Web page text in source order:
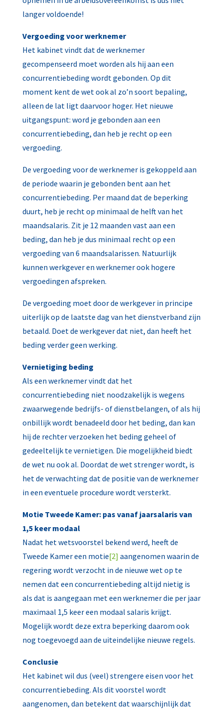
langer voldoende!
Vergoeding voor werknemer
Het kabinet vindt dat de werknemer
gecompenseerd moet worden als hij aan een
concurrentiebeding wordt gebonden. Op dit
moment kent de wet ook al zo’n soort bepaling,
alleen de lat ligt daarvoor hoger. Het nieuwe
uitgangspunt: word je gebonden aan een
concurrentiebeding, dan heb je recht op een
vergoeding.
De vergoeding voor de werknemer is gekoppeld aan
de periode waarin je gebonden bent aan het
concurrentiebeding. Per maand dat de beperking
duurt, heb je recht op minimaal de helft van het
maandsalaris. Zit je 12 maanden vast aan een
beding, dan heb je dus minimaal recht op een
vergoeding van 6 maandsalarissen. Natuurlijk
kunnen werkgever en werknemer ook hogere
vergoedingen afspreken.
De vergoeding moet door de werkgever in principe
uiterlijk op de laatste dag van het dienstverband zijn
betaald. Doet de werkgever dat niet, dan heeft het
beding verder geen werking.
Vernietiging beding
Als een werknemer vindt dat het
concurrentiebeding niet noodzakelijk is wegens
zwaarwegende bedrijfs- of dienstbelangen, of als hij
onbillijk wordt benadeeld door het beding, dan kan
hij de rechter verzoeken het beding geheel of
gedeeltelijk te vernietigen. Die mogelijkheid biedt
de wet nu ook al. Doordat de wet strenger wordt, is
het de verwachting dat de positie van de werknemer
in een eventuele procedure wordt versterkt.
Motie Tweede Kamer: pas vanaf jaarsalaris van
1,5 keer modaal
Nadat het wetsvoorstel bekend werd, heeft de
Tweede Kamer een motie[2] aangenomen waarin de
regering wordt verzocht in de nieuwe wet op te
nemen dat een concurrentiebeding altijd nietig is
als dat is aangegaan met een werknemer die per jaar
maximaal 1,5 keer een modaal salaris krijgt.
Mogelijk wordt deze extra beperking daarom ook
nog toegevoegd aan de uiteindelijke nieuwe regels.
Conclusie
Het kabinet wil dus (veel) strengere eisen voor het
concurrentiebeding. Als dit voorstel wordt
aangenomen, dan betekent dat waarschijnlijk dat